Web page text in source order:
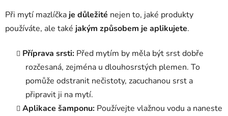
Při mytí mazlíčka je důležité nejen to, jaké produkty
používáte, ale také jakým způsobem je aplikujete.
Příprava srsti: Před mytím by měla být srst dobře
rozčesaná, zejména u dlouhosrstých plemen. To
pomůže odstranit nečistoty, zacuchanou srst a
připravit ji na mytí.
Aplikace šamponu: Používejte vlažnou vodu a naneste